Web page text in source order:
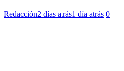
Redacción2 días atrás1 día atrás 0